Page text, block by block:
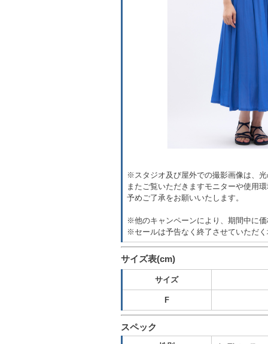
※スタジオ及び屋外での撮影画像は、
またご覧いただきますモニターや使用
予めご了承をお願いいたします。
※他のキャンペーンにより、期間中に
※セールは予告なく終了させていただ
サイズ表(cm)
サイズ
F
スペック